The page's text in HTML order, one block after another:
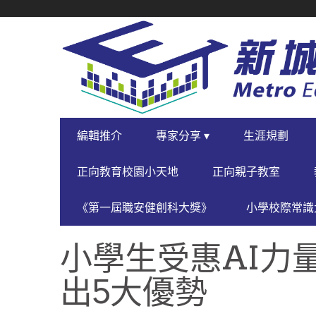
NAVIGATION
PRIMARY
NAVIGATION
編輯推介 專家分享 ▾ 生涯規劃
正向教育校園小天地 正向親子教室
《第一屆職安健創科大獎》 小學校際常
小學生受惠AI力
出5大優勢